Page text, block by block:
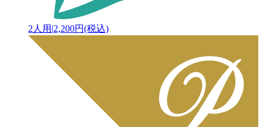
2人用 |2,200円(税込)